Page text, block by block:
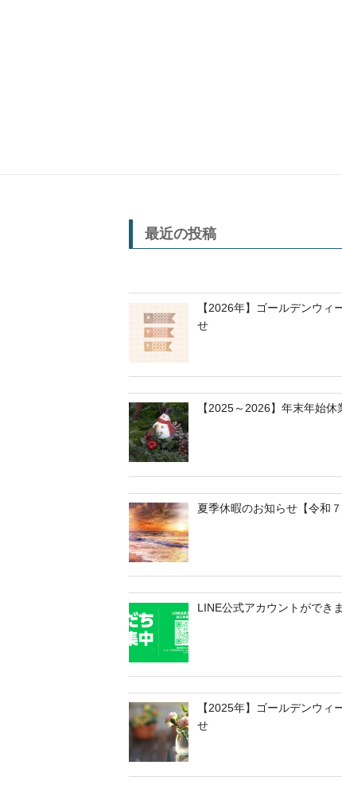
最近の投稿
【2026年】ゴールデンウィ
せ
【2025～2026】年末年始休
夏季休暇のお知らせ【令和７
LINE公式アカウントができ
【2025年】ゴールデンウィ
せ